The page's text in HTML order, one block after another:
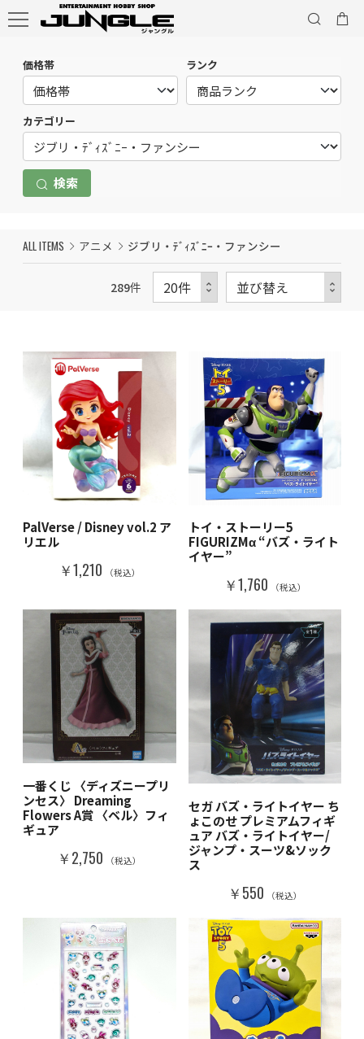
価格帯 ランク
カテゴリー
検索
ALL ITEMS アニメ ジブリ・ﾃﾞｨｽﾞﾆｰ・ファンシー
289件
PalVerse / Disney vol.2 ア
リエル
￥1,210 （税込）
トイ・ストーリー5
FIGURIZMα “バズ・ライト
イヤー”
￥1,760 （税込）
一番くじ 〈ディズニープリ
ンセス〉 Dreaming
Flowers A賞 〈ベル〉フィ
ギュア
￥2,750 （税込）
セガ バズ・ライトイヤー ち
ょこのせ プレミアムフィギ
ュア バズ・ライトイヤー/
ジャンプ・スーツ&ソック
ス
￥550 （税込）